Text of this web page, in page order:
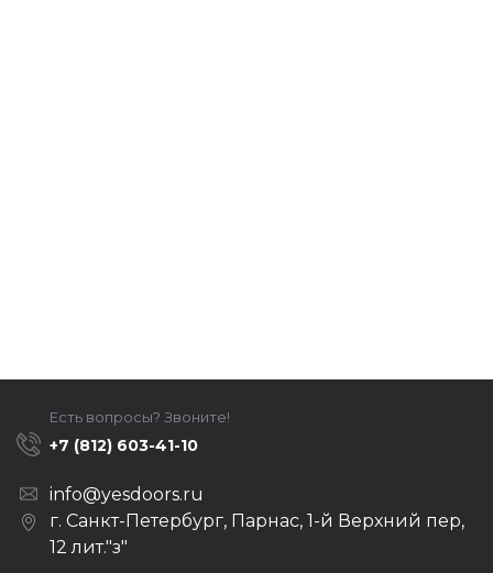
Есть вопросы? Звоните!
+7 (812) 603-41-10
info@yesdoors.ru
г. Санкт-Петербург, Парнас, 1-й Верхний пер,
12 лит."з"